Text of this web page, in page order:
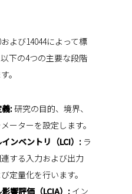
および14044によって標
下の4つの主要な段階
。
:研究の目的、境界、
ーターを設定します。
ンベントリ（LCI）: ラ
する入力および出力
定量化を行います。
響評価（LCIA）: イン